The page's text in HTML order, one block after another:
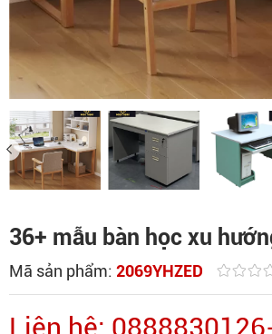
36+ mẫu bàn học xu
Mã sản phẩm: 2069YHZED
Liên hệ: